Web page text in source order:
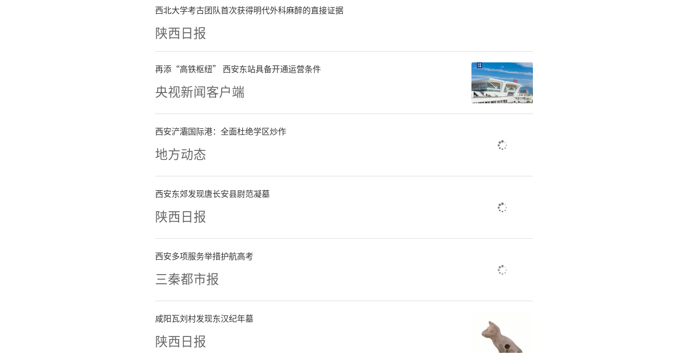
区按市场化方式设立上合组织农业合作基金，支
持西北农林科技大学牵头建设上合组织现代农业
发展研究院和粮油作物绿色生产“一带一路”联
合实验室等；支持西北农林科技大学和杨凌示范
区做大做强陕西省农业协同创新与推广联盟；支
持西北农林科技大学、杨凌职业技术学院、省杂
交油菜中心在省内建设一批产业试验示范站（基
地），择优授予陕西省县域科技创新试验示范
站，并给予项目经费支持；积极发挥杨凌科技集
团作用，尽快激活“管委会+公司”新模式，推
动省属国有企业在杨凌示范区布局涉农产业。
在深化体制机制创新方面，我省将积极稳妥推进
西北大学考古团队首次获得明代外科麻醉的直接证据
陕西日报
再添“高铁枢纽” 西安东站具备开通运营条件
央视新闻客户端
西安浐灞国际港：全面杜绝学区炒作
地方动态
西安东郊发现唐长安县尉范凝墓
陕西日报
西安多项服务举措护航高考
三秦都市报
咸阳瓦刘村发现东汉纪年墓
陕西日报